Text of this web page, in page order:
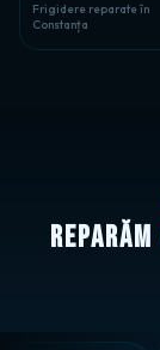
Frigidere reparate în
Constanța
Reparăm